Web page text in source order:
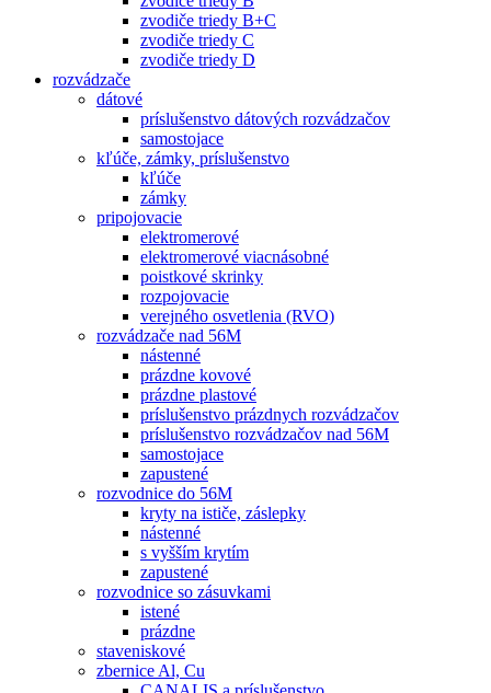
zvodiče triedy B+C
zvodiče triedy C
zvodiče triedy D
rozvádzače
dátové
príslušenstvo dátových rozvádzačov
samostojace
kľúče, zámky, príslušenstvo
kľúče
zámky
pripojovacie
elektromerové
elektromerové viacnásobné
poistkové skrinky
rozpojovacie
verejného osvetlenia (RVO)
rozvádzače nad 56M
nástenné
prázdne kovové
prázdne plastové
príslušenstvo prázdnych rozvádzačov
príslušenstvo rozvádzačov nad 56M
samostojace
zapustené
rozvodnice do 56M
kryty na ističe, záslepky
nástenné
s vyšším krytím
zapustené
rozvodnice so zásuvkami
istené
prázdne
staveniskové
zbernice Al, Cu